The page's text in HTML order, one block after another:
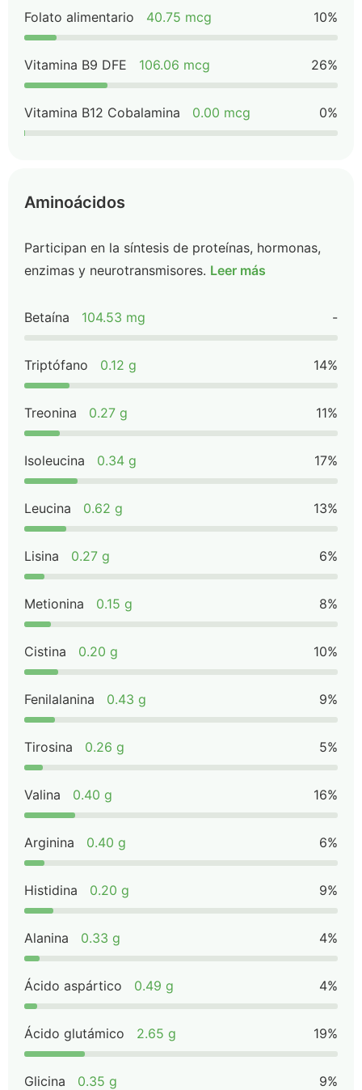
Folato alimentario 40.75 mcg 10%
Vitamina B9 DFE 106.06 mcg 26%
Vitamina B12 Cobalamina 0.00 mcg 0%
Aminoácidos
Participan en la síntesis de proteínas, hormonas,
enzimas y neurotransmisores. Leer más
Betaína 104.53 mg -
Triptófano 0.12 g 14%
Treonina 0.27 g 11%
Isoleucina 0.34 g 17%
Leucina 0.62 g 13%
Lisina 0.27 g 6%
Metionina 0.15 g 8%
Cistina 0.20 g 10%
Fenilalanina 0.43 g 9%
Tirosina 0.26 g 5%
Valina 0.40 g 16%
Arginina 0.40 g 6%
Histidina 0.20 g 9%
Alanina 0.33 g 4%
Ácido aspártico 0.49 g 4%
Ácido glutámico 2.65 g 19%
Glicina 0.35 g 9%